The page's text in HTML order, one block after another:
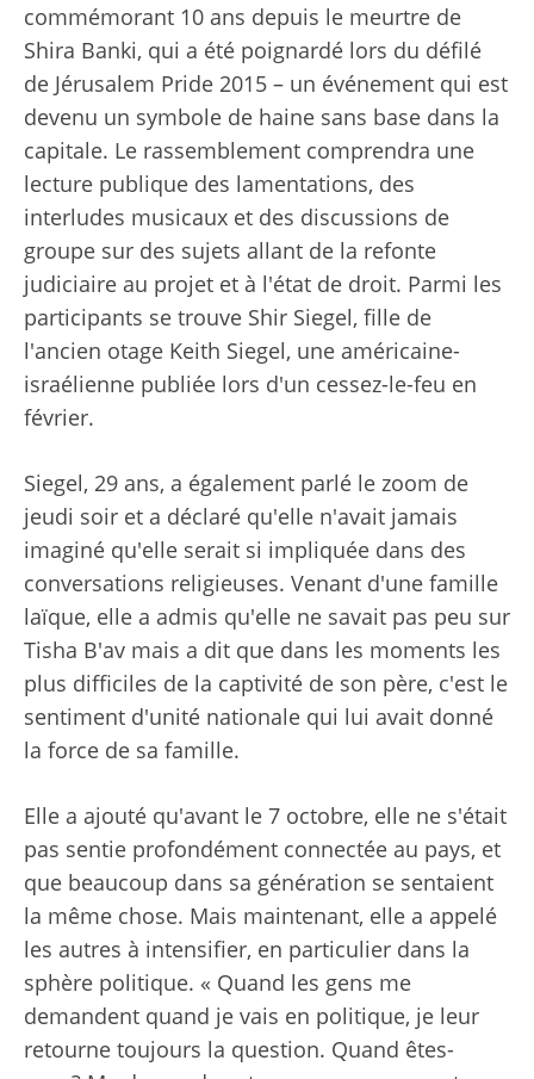
commémorant 10 ans depuis le meurtre de
Shira Banki, qui a été poignardé lors du défilé
de Jérusalem Pride 2015 – un événement qui est
devenu un symbole de haine sans base dans la
capitale. Le rassemblement comprendra une
lecture publique des lamentations, des
interludes musicaux et des discussions de
groupe sur des sujets allant de la refonte
judiciaire au projet et à l'état de droit. Parmi les
participants se trouve Shir Siegel, fille de
l'ancien otage Keith Siegel, une américaine-
israélienne publiée lors d'un cessez-le-feu en
février.
Siegel, 29 ans, a également parlé le zoom de
jeudi soir et a déclaré qu'elle n'avait jamais
imaginé qu'elle serait si impliquée dans des
conversations religieuses. Venant d'une famille
laïque, elle a admis qu'elle ne savait pas peu sur
Tisha B'av mais a dit que dans les moments les
plus difficiles de la captivité de son père, c'est le
sentiment d'unité nationale qui lui avait donné
la force de sa famille.
Elle a ajouté qu'avant le 7 octobre, elle ne s'était
pas sentie profondément connectée au pays, et
que beaucoup dans sa génération se sentaient
la même chose. Mais maintenant, elle a appelé
les autres à intensifier, en particulier dans la
sphère politique. « Quand les gens me
demandent quand je vais en politique, je leur
retourne toujours la question. Quand êtes-